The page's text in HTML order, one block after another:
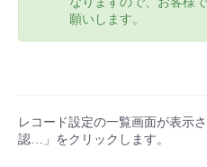
願いします。
レコード設定の一覧画面が表示
認…」をクリックします。